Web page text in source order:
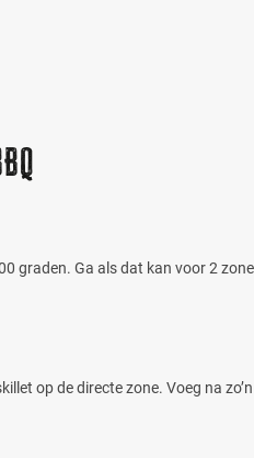
graden. Ga als dat kan voor 2
op de directe zone. Voeg na